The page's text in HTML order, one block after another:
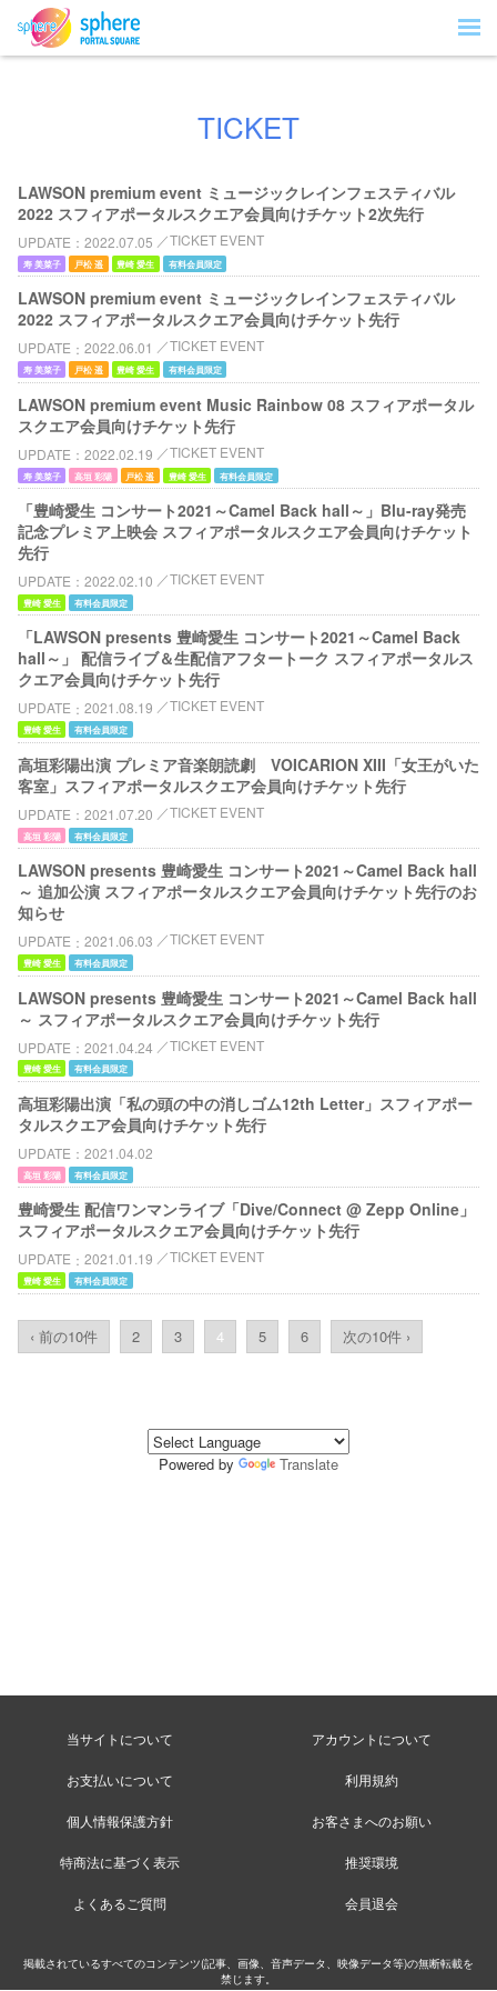
TICKET
LAWSON premium event ミュージックレインフェスティバル
2022 スフィアポータルスクエア会員向けチケット2次先行
UPDATE 2022.07.05 TICKET EVENT
寿 美菜子 戸松 遥 豊崎 愛生 有料会員限定
LAWSON premium event ミュージックレインフェスティバル
2022 スフィアポータルスクエア会員向けチケット先行
UPDATE 2022.06.01 TICKET EVENT
寿 美菜子 戸松 遥 豊崎 愛生 有料会員限定
LAWSON premium event Music Rainbow 08 スフィアポータル
スクエア会員向けチケット先行
UPDATE 2022.02.19 TICKET EVENT
寿 美菜子 高垣 彩陽 戸松 遥 豊崎 愛生 有料会員限定
「豊崎愛生 コンサート2021～Camel Back hall～」Blu-ray発売
記念プレミア上映会 スフィアポータルスクエア会員向けチケット
先行
UPDATE 2022.02.10 TICKET EVENT
豊崎 愛生 有料会員限定
「LAWSON presents 豊崎愛生 コンサート2021～Camel Back
hall～」 配信ライブ＆生配信アフタートーク スフィアポータルス
クエア会員向けチケット先行
UPDATE 2021.08.19 TICKET EVENT
豊崎 愛生 有料会員限定
高垣彩陽出演 プレミア音楽朗読劇 VOICARION XIII「女王がいた
客室」スフィアポータルスクエア会員向けチケット先行
UPDATE 2021.07.20 TICKET EVENT
高垣 彩陽 有料会員限定
LAWSON presents 豊崎愛生 コンサート2021～Camel Back hall
～ 追加公演 スフィアポータルスクエア会員向けチケット先行のお
知らせ
UPDATE 2021.06.03 TICKET EVENT
豊崎 愛生 有料会員限定
LAWSON presents 豊崎愛生 コンサート2021～Camel Back hall
～ スフィアポータルスクエア会員向けチケット先行
UPDATE 2021.04.24 TICKET EVENT
豊崎 愛生 有料会員限定
高垣彩陽出演「私の頭の中の消しゴム12th Letter」スフィアポー
タルスクエア会員向けチケット先行
UPDATE 2021.04.02
高垣 彩陽 有料会員限定
豊崎愛生 配信ワンマンライブ「Dive/Connect @ Zepp Online」
スフィアポータルスクエア会員向けチケット先行
UPDATE 2021.01.19 TICKET EVENT
豊崎 愛生 有料会員限定
‹ 前の10件 2 3 4 5 6 次の10件 ›
Powered by Translate
当サイトについて アカウントについて
お支払いについて 利用規約
個人情報保護方針 お客さまへのお願い
特商法に基づく表示 推奨環境
よくあるご質問 会員退会
掲載されているすべてのコンテンツ(記事、画像、音声データ、映像データ等)の無断転載を
禁じます。